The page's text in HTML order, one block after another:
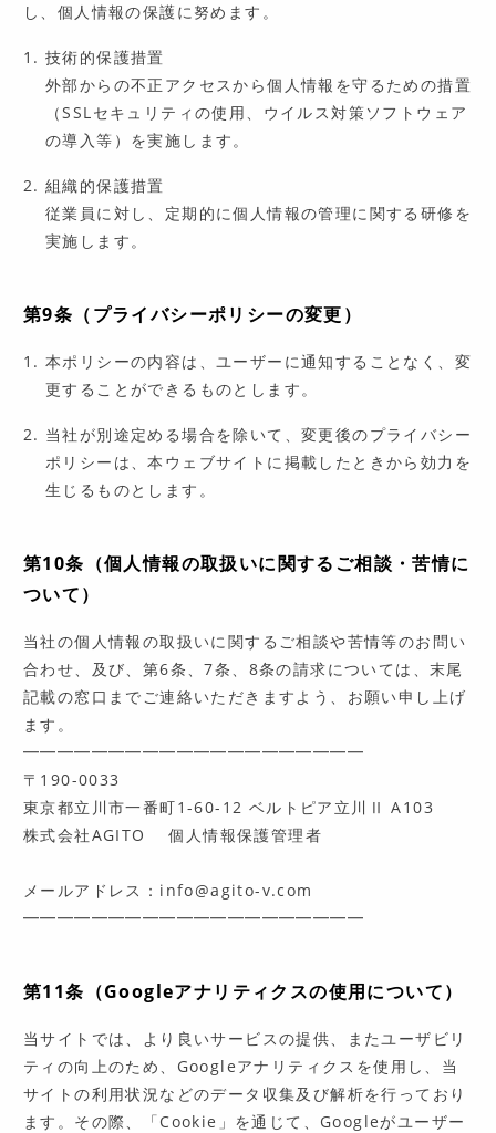
し、個人情報の保護に努めます。
技術的保護措置
外部からの不正アクセスから個人情報を守るための措置
（SSLセキュリティの使用、ウイルス対策ソフトウェア
の導入等）を実施します。
組織的保護措置
従業員に対し、定期的に個人情報の管理に関する研修を
実施します。
第9条（プライバシーポリシーの変更）
本ポリシーの内容は、ユーザーに通知することなく、変
更することができるものとします。
当社が別途定める場合を除いて、変更後のプライバシー
ポリシーは、本ウェブサイトに掲載したときから効力を
生じるものとします。
第10条（個人情報の取扱いに関するご相談・苦情に
ついて）
当社の個人情報の取扱いに関するご相談や苦情等のお問い
合わせ、及び、第6条、7条、8条の請求については、末尾
記載の窓口までご連絡いただきますよう、お願い申し上げ
ます。
━━━━━━━━━━━━━━━━━━━━
〒190-0033
東京都立川市一番町1-60-12 ベルトピア立川Ⅱ A103
株式会社AGITO 個人情報保護管理者
メールアドレス：info@agito-v.com
━━━━━━━━━━━━━━━━━━━━
第11条（Googleアナリティクスの使用について）
当サイトでは、より良いサービスの提供、またユーザビリ
ティの向上のため、Googleアナリティクスを使用し、当
サイトの利用状況などのデータ収集及び解析を行っており
ます。その際、「Cookie」を通じて、Googleがユーザー